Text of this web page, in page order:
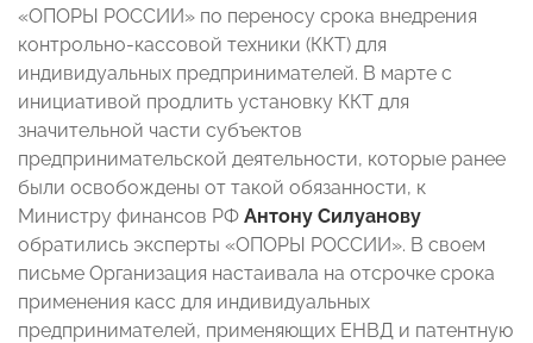
«ОПОРЫ РОССИИ» по переносу срока внедрения
контрольно-кассовой техники (ККТ) для
индивидуальных предпринимателей. В марте с
инициативой продлить установку ККТ для
значительной части субъектов
предпринимательской деятельности, которые ранее
были освобождены от такой обязанности, к
Министру финансов РФ Антону Силуанову
обратились эксперты «ОПОРЫ РОССИИ». В своем
письме Организация настаивала на отсрочке срока
применения касс для индивидуальных
предпринимателей, применяющих ЕНВД и патентную